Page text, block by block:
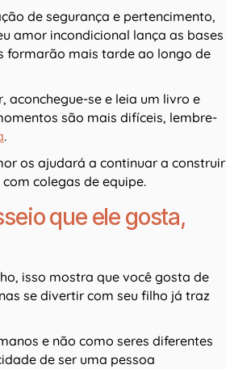
de segurança e pertencimento,
amor incondicional lança as bases
formarão mais tarde ao longo de
aconchegue-se e leia um livro e
são mais difíceis, lembre-
.
os ajudará a continuar a construir
colegas de equipe.
que ele gosta,
isso mostra que você gosta de
se divertir com seu filho já traz
e não como seres diferentes
de ser uma pessoa